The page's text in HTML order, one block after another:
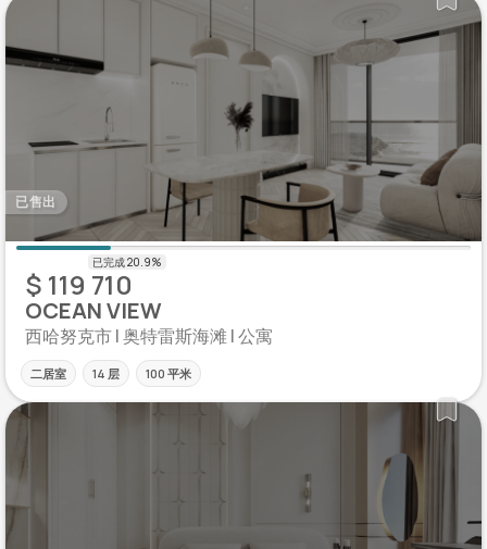
已售出
$ 119 710
OCEAN VIEW
西哈努克市 | 奥特雷斯海滩 | 公寓
二居室 14 层 100 平米